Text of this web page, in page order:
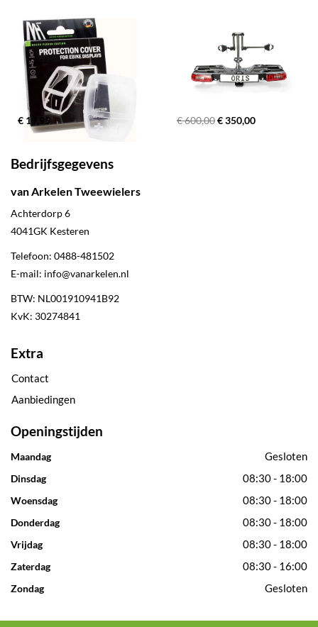
€ 19,95 € 600,00€ 350,00
Bedrijfsgegevens
van Arkelen Tweewielers
Achterdorp 6
4041GK Kesteren
Telefoon: 0488-481502
E-mail: info@vanarkelen.nl
BTW: NL001910941B92
KvK: 30274841
Extra
Contact
Aanbiedingen
Openingstijden
Maandag Gesloten
Dinsdag 08:30 - 18:00
Woensdag 08:30 - 18:00
Donderdag 08:30 - 18:00
Vrijdag 08:30 - 18:00
Zaterdag 08:30 - 16:00
Zondag Gesloten